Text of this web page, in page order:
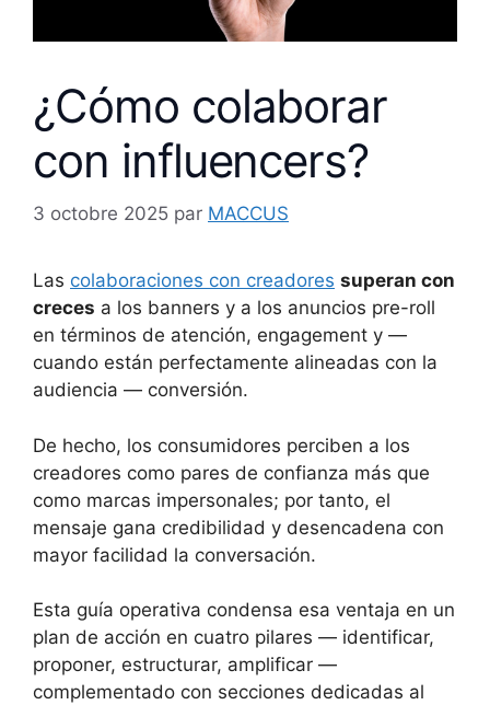
¿Cómo colaborar
con influencers?
3 octobre 2025 par MACCUS
Las colaboraciones con creadores superan con
creces a los banners y a los anuncios pre-roll
en términos de atención, engagement y —
cuando están perfectamente alineadas con la
audiencia — conversión.
De hecho, los consumidores perciben a los
creadores como pares de confianza más que
como marcas impersonales; por tanto, el
mensaje gana credibilidad y desencadena con
mayor facilidad la conversación.
Esta guía operativa condensa esa ventaja en un
plan de acción en cuatro pilares — identificar,
proponer, estructurar, amplificar —
complementado con secciones dedicadas al